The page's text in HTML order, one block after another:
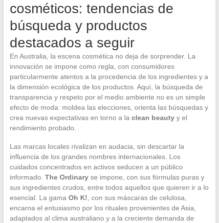
cosméticos: tendencias de
búsqueda y productos
destacados a seguir
En Australia, la escena cosmética no deja de sorprender. La
innovación se impone como regla, con consumidores
particularmente atentos a la procedencia de los ingredientes y a
la dimensión ecológica de los productos. Aquí, la búsqueda de
transparencia y respeto por el medio ambiente no es un simple
efecto de moda: moldea las elecciones, orienta las búsquedas y
crea nuevas expectativas en torno a la clean beautyy el
rendimiento probado.
Las marcas locales rivalizan en audacia, sin descartar la
influencia de los grandes nombres internacionales. Los
cuidados concentrados en activos seducen a un público
informado. The Ordinaryse impone, con sus fórmulas puras y
sus ingredientes crudos, entre todos aquellos que quieren ir a lo
esencial. La gama Oh K! , con sus máscaras de celulosa,
encarna el entusiasmo por los rituales provenientes de Asia,
adaptados al clima australiano y a la creciente demanda de